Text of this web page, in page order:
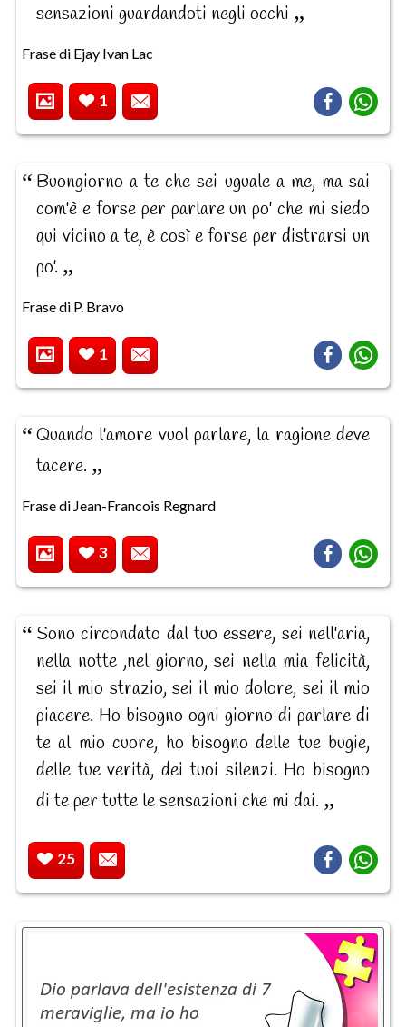
sensazioni guardandoti negli occhi
Frase di Ejay Ivan Lac
1
Buongiorno a te che sei uguale a me, ma sai
com'è e forse per parlare un po' che mi siedo
qui vicino a te, è così e forse per distrarsi un
po'.
Frase di P. Bravo
1
Quando l'amore vuol parlare, la ragione deve
tacere.
Frase di Jean-Francois Regnard
3
Sono circondato dal tuo essere, sei nell'aria,
nella notte ,nel giorno, sei nella mia felicità,
sei il mio strazio, sei il mio dolore, sei il mio
piacere. Ho bisogno ogni giorno di parlare di
te al mio cuore, ho bisogno delle tue bugie,
delle tue verità, dei tuoi silenzi. Ho bisogno
di te per tutte le sensazioni che mi dai.
25